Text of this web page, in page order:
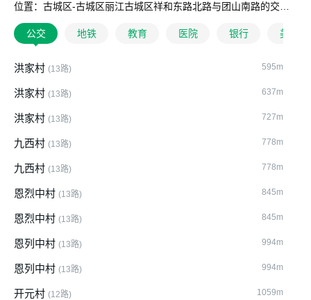
公交 地铁 教育 医院 银行 美食
洪家村 (13路) 595m
洪家村 (13路) 637m
洪家村 (13路) 727m
九西村 (13路) 778m
九西村 (13路) 778m
恩烈中村 (13路) 845m
恩烈中村 (13路) 845m
恩列中村 (13路) 994m
恩列中村 (13路) 994m
开元村 (12路) 1059m